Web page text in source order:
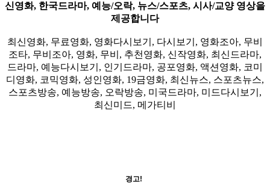
신영화, 한국드라마, 예능/오락, 뉴스/스포츠, 시사/교양 영상을
제공합니다
최신영화, 무료영화, 영화다시보기, 다시보기, 영화조아, 무비
조타, 무비조아, 영화, 무비, 추천영화, 신작영화, 최신드라마,
드라마, 예능다시보기, 인기드라마, 공포영화, 액션영화, 코미
디영화, 코믹영화, 성인영화, 19금영화, 최신뉴스, 스포츠뉴스,
스포츠방송, 예능방송, 오락방송, 미국드라마, 미드다시보기,
최신미드, 메가티비
경고!